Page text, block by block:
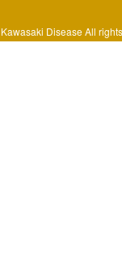
Disease All